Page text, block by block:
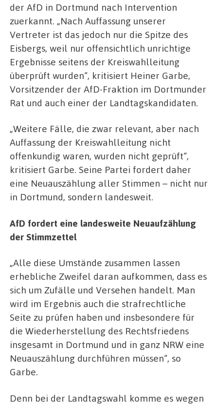
der AfD in Dortmund nach Intervention
zuerkannt. „Nach Auffassung unserer
Vertreter ist das jedoch nur die Spitze des
Eisbergs, weil nur offensichtlich unrichtige
Ergebnisse seitens der Kreiswahlleitung
überprüft wurden“, kritisiert Heiner Garbe,
Vorsitzender der AfD-Fraktion im Dortmunder
Rat und auch einer der Landtagskandidaten.
„Weitere Fälle, die zwar relevant, aber nach
Auffassung der Kreiswahlleitung nicht
offenkundig waren, wurden nicht geprüft“,
kritisiert Garbe. Seine Partei fordert daher
eine Neuauszählung aller Stimmen – nicht nur
in Dortmund, sondern landesweit.
AfD fordert eine landesweite Neuaufzählung
der Stimmzettel
„Alle diese Umstände zusammen lassen
erhebliche Zweifel daran aufkommen, dass es
sich um Zufälle und Versehen handelt. Man
wird im Ergebnis auch die strafrechtliche
Seite zu prüfen haben und insbesondere für
die Wiederherstellung des Rechtsfriedens
insgesamt in Dortmund und in ganz NRW eine
Neuauszählung durchführen müssen“, so
Garbe.
Denn bei der Landtagswahl komme es wegen